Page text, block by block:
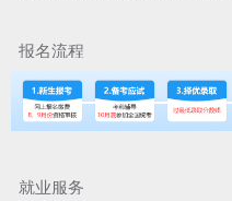
报名流程
就业服务